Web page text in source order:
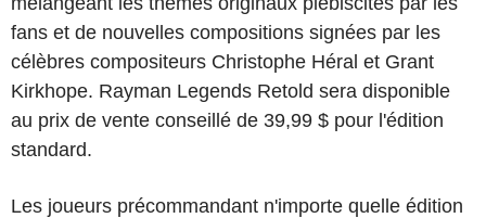
fans et de nouvelles compositions signées par les
célèbres compositeurs Christophe Héral et Grant
Kirkhope. Rayman Legends Retold sera disponible
au prix de vente conseillé de 39,99 $ pour l'édition
standard.
Les joueurs précommandant n'importe quelle édition